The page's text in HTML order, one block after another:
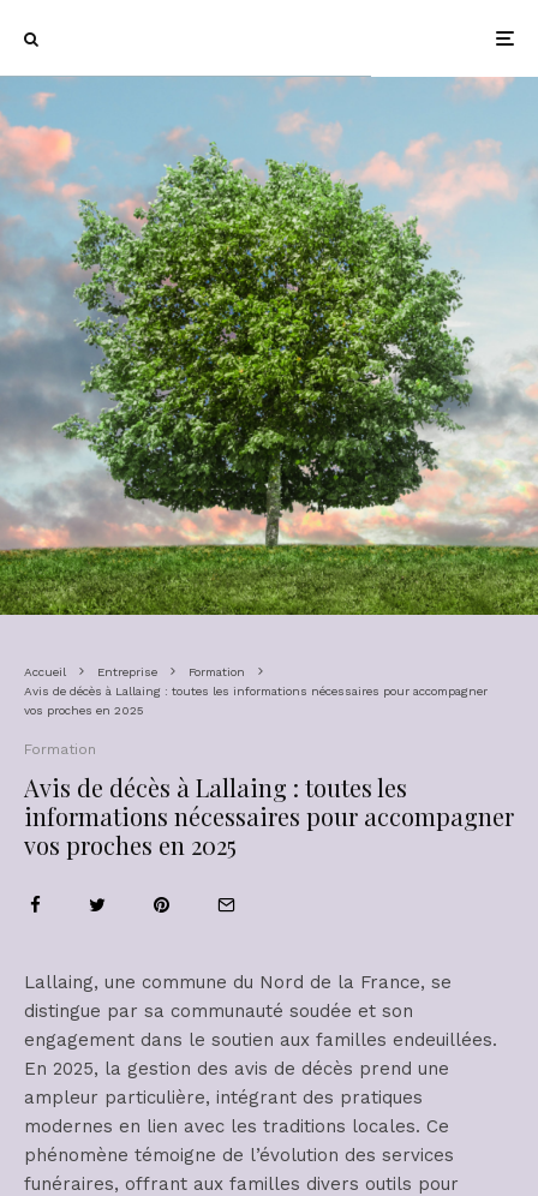
Accueil Entreprise
Formation
Avis de décès à Lallaing : toutes les informations nécessaires pour accompagner
vos proches en 2025
Formation
Avis de décès à Lallaing : toutes les
informations nécessaires pour accompagner
vos proches en 2025
Lallaing, une commune du Nord de la France, se
distingue par sa communauté soudée et son
engagement dans le soutien aux familles endeuillées.
En 2025, la gestion des avis de décès prend une
ampleur particulière, intégrant des pratiques
modernes en lien avec les traditions locales. Ce
phénomène témoigne de l’évolution des services
funéraires, offrant aux familles divers outils pour